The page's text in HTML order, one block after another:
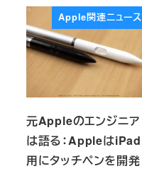
Apple関連ニュース
元Appleのエンジニア
は語る：AppleはiPad
用にタッチペンを開発